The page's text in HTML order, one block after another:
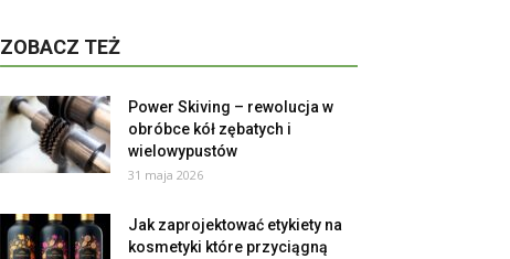
ZOBACZ TEŻ
Power Skiving – rewolucja w
obróbce kół zębatych i
wielowypustów
31 maja 2026
Jak zaprojektować etykiety na
kosmetyki które przyciągną